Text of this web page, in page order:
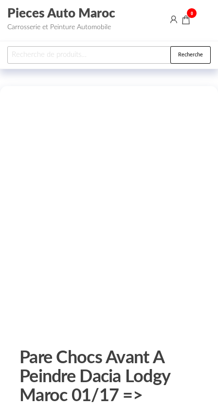
Aller au contenu
Pieces Auto Maroc
Carrosserie et Peinture Automobile
0
Recherche pour : Recherche
Pare Chocs Avant A
Peindre Dacia Lodgy
Maroc 01/17 =>